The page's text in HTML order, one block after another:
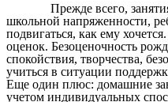
Прежде всего,
школьной напряженности,
подвигаться, как ему
оценок. Безоценочность
спокойствия, творчества,
учиться в ситуации
Еще один плюс: домашние
учетом индивидуальных